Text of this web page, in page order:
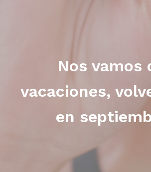
Nos vamos
vacaciones,
en